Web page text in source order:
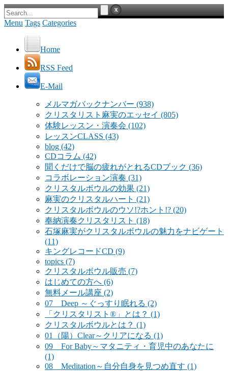
Menu Tags Categories
Home
RSS Feed
E-Mail
メルマガバックナンバー (938)
クリスタリスト麻実のエッセイ (805)
体験レッスン・演奏会 (102)
レッスンCLASS (43)
blog (42)
CDコラム (42)
聞くだけで脳の疲れがとれるCDブック (36)
コラボレーション演奏 (31)
クリスタルボウルの効果 (21)
麻実のクリスタルハート (21)
クリスタルボウルのウソ!?ホント!? (20)
奉納演奏クリスタリスト (18)
石塚麻実がクリスタルボウルの魅力をナビゲート
(11)
キングレコードCD (9)
topics (7)
クリスタルボウル販売 (7)
はじめての方へ (6)
無料メール講座 (2)
07 Deep ～ぐっすり眠れる (2)
「クリスタリスト®」とは？ (1)
クリスタルボウルとは？ (1)
01（陽）Clear～クリアになる (1)
09 For Baby～マタニティ・育児中のあなたに
(1)
08 Meditation～自分自身を見つめ直す (1)